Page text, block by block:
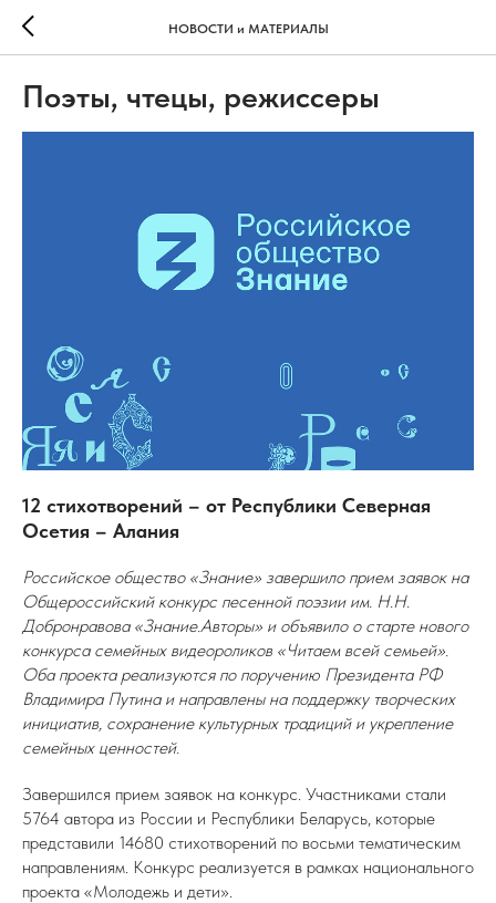
НОВОСТИ и МАТЕРИАЛЫ
Поэты, чтецы, режиссеры
12 стихотворений – от Республики Северная
Осетия – Алания
Российское общество «Знание» завершило прием заявок на
Общероссийский конкурс песенной поэзии им. Н.Н.
Добронравова «Знание.Авторы» и объявило о старте нового
конкурса семейных видеороликов «Читаем всей семьей».
Оба проекта реализуются по поручению Президента РФ
Владимира Путина и направлены на поддержку творческих
инициатив, сохранение культурных традиций и укрепление
семейных ценностей.
Завершился прием заявок на конкурс. Участниками стали
5764 автора из России и Республики Беларусь, которые
представили 14680 стихотворений по восьми тематическим
направлениям. Конкурс реализуется в рамках национального
проекта «Молодежь и дети».